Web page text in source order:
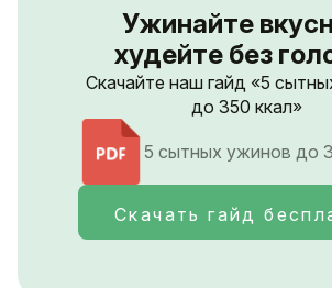
Ужинайте
худейте без
Скачайте наш гайд «5
до 350 ккал»
5 сытных ужинов до
Скачать гайд